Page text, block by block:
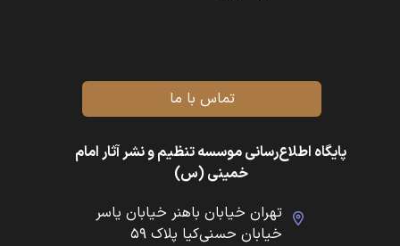
تماس با ما
پایگاه اطلاع‌رسانی موسسه تنظیم و نشر آثار امام
خمینی (س)
تهران خیابان باهنر خیابان یاسر
خیابان حسنی‌کیا پلاک ۵۹